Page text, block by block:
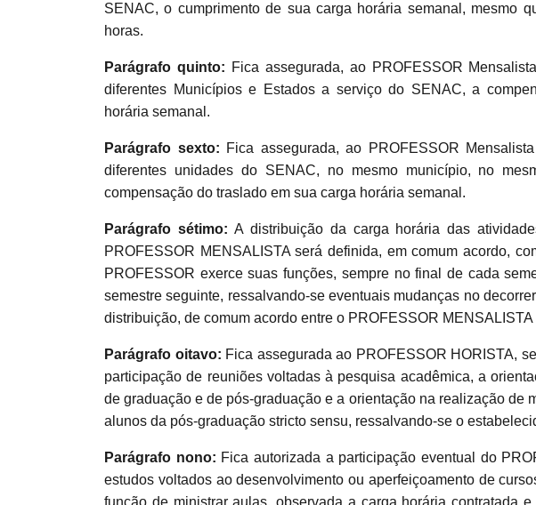
SENAC, o cumprimento de sua carga horária semanal, mesmo
horas.
Parágrafo quinto: Fica assegurada, ao PROFESSOR
diferentes Municípios e Estados a serviço do SENAC, a
horária semanal.
Parágrafo sexto: Fica assegurada, ao PROFESSOR
diferentes unidades do SENAC, no mesmo município, no
compensação do traslado em sua carga horária semanal.
Parágrafo sétimo:A distribuição da carga horária das
PROFESSOR MENSALISTA será definida, em comum acordo,
PROFESSOR exerce suas funções, sempre no final de cada
semestre seguinte, ressalvando-se eventuais mudanças no
distribuição, de comum acordo entre o PROFESSOR
Parágrafo oitavo: Fica assegurada ao PROFESSOR HORISTA,
participação de reuniões voltadas à pesquisa acadêmica, a
de graduação e de pós-graduação e a orientação na realização de
alunos da pós-graduação stricto sensu, ressalvando-se o
Parágrafo nono: Fica autorizada a participação eventual do
estudos voltados ao desenvolvimento ou aperfeiçoamento de
função de ministrar aulas, observada a carga horária contratada